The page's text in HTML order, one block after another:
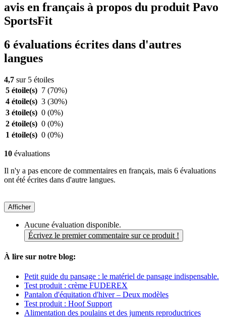
avis en français à propos du produit Pavo
SportsFit
6 évaluations écrites dans d'autres
langues
4,7 sur 5 étoiles
5 étoile(s) 7 (70%)
4 étoile(s) 3 (30%)
3 étoile(s) 0 (0%)
2 étoile(s) 0 (0%)
1 étoile(s) 0 (0%)
10 évaluations
Il n'y a pas encore de commentaires en français, mais 6 évaluations
ont été écrites dans d'autre langues.
Afficher
Aucune évaluation disponible.
Écrivez le premier commentaire sur ce produit !
À lire sur notre blog:
Petit guide du pansage : le matériel de pansage indispensable.
Test produit : crème FUDEREX
Pantalon d'équitation d'hiver – Deux modèles
Test produit : Hoof Support
Alimentation des poulains et des juments reproductrices